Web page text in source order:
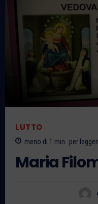
LUTTO
meno di 1 min. per
Maria